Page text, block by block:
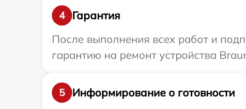
4
Гарантия
После выполнения всех работ и
гарантию на ремонт устройства
5
Информирование о готовности